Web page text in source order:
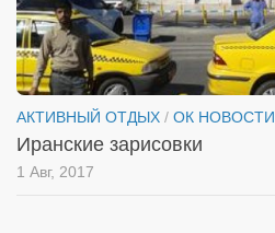
АКТИВНЫЙ ОТДЫХ / ОК НОВОСТИ
Иранские зарисовки
1 Авг, 2017